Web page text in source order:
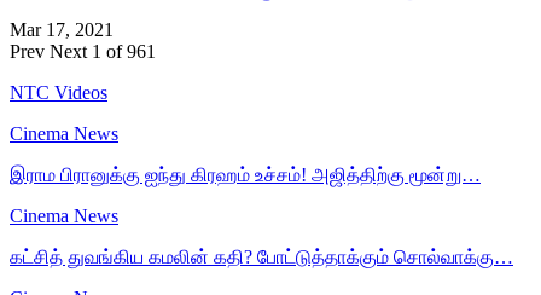
Mar 17, 2021
Prev Next 1 of 961
NTC Videos
Cinema News
இராம பிரானுக்கு ஐந்து கிரஹம் உச்சம்! அஜித்திற்கு மூன்று…
Cinema News
கட்சித் துவங்கிய கமலின் கதி? போட்டுத்தாக்கும் சொல்வாக்கு…